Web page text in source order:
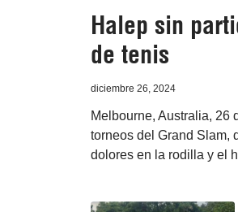
Halep sin
de tenis
diciembre 26, 2024
Melbourne, Australia, 26
torneos del Grand Slam,
dolores en la rodilla y el